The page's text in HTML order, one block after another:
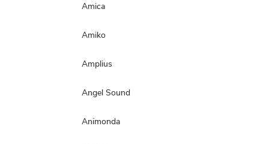
Amica
Amiko
Amplius
Angel Sound
Animonda